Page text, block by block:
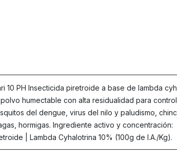
10 PH Insecticida piretroide a base de lambda
humectable con alta residualidad para
del dengue, virus del nilo y paludismo,
hormigas. Ingrediente activo y concentración:
| Lambda Cyhalotrina 10% (100g de I.A./Kg).